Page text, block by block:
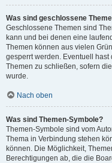
Was sind geschlossene
Geschlossene Themen sind
kann und bei denen eine
Themen können aus vielen
gesperrt werden. Eventuell
Themen zu schließen, sofern
wurde.
Nach oben
Was sind Themen-Symbole?
Themen-Symbole sind vom
Thema in Verbindung stehen
können. Die Möglichkeit,
Berechtigungen ab, die die